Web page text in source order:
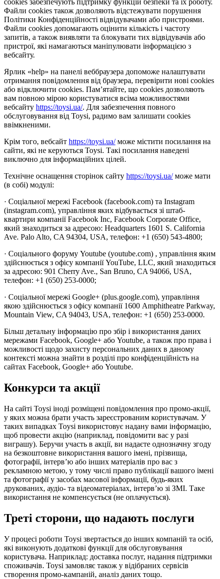
Файли cookies також дозволяють відстежувати порушення
Політики Конфіденційності відвідувачами або пристроями.
Файли cookies допомагають оцінити кількість і частоту
запитів, а також виявляти та блокувати тих відвідувачів або
пристрої, які намагаються маніпулювати інформацією з
вебсайту.
Ярлик «help» на панелі веббраузера допоможе налаштувати
отримання повідомлення від браузера, перевірити нові cookies
або відключити cookies. Пам’ятайте, що cookies дозволяють
вам повною мірою користуватися всіма можливостями
вебсайту https://toysi.ua/. Для забезпечення повного
обслуговування від Toysi, радимо вам залишати cookies
ввімкненими.
Крім того, вебсайт https://toysi.ua/може містити посилання на
сайти, які не керуються Toysi. Такі посилання наведені
виключно для інформаційних цілей.
Технічне оснащення сторінок сайту https://toysi.ua/може мати
(в собі) модулі:
· Соціальної мережі Facebook (facebook.com) та Instagram
(instagram.com), управління яких відбувається зі штаб-
квартири компанії Facebook Inc, Facebook Corporate Office,
який знаходиться за адресою: Headquarters 1601 S. California
Ave. Palo Alto, CA 94304, USA, телефон: +1 (650) 543-4800;
· Соціального форуму Youtube (youtube.com) , управління яким
здійснюється з офісу компанії YouTube, LLC, який знаходиться
за адресою: 901 Cherry Ave., San Bruno, CA 94066, USA,
телефон: +1 (650) 253-0000;
· Соціальної мережі Google+ (plus.google.com), управління
якою здійснюється з офісу компанії 1600 Amphitheatre Parkway,
Mountain View, CA 94043, USA, телефон: +1 (650) 253-0000.
Більш детальну інформацію про збір і використання даних
мережами Facebook, Google+ або Youtube, а також про права і
можливості щодо захисту персональних даних в даному
контексті можна знайти в розділі про конфіденційність на
сайтах Facebook, Google+ або Youtube.
Конкурси та акції
На сайті Toysi іноді розміщені повідомлення про промо-акції,
у яких можна брати участь зареєстрованим користувачам. У
таких випадках Toysi використовує надану вами інформацію,
щоб провести акцію (наприклад, повідомити вас у разі
виграшу). Беручи участь в акції, ви надаєте однозначну згоду
на безкоштовне використання вашого імені, прізвища,
фотографії, інтерв’ю або інших матеріалів про вас з
рекламною метою, у тому числі право публікації вашого імені
та фотографії у засобах масової інформації, будь-яких
друкованих, аудіо- та відеоматеріалах, інтерв’ю зі ЗМІ. Таке
використання не компенсується (не оплачується).
Треті сторони, що надають послуги
У процесі роботи Toysi звертається до інших компаній та осіб,
які виконують додаткові функції для обслуговування
користувача. Наприклад: доставка послуг, надання підтримки
споживачів. Toysi замовляє також у відібраних сервісів
створення промо-кампаній, аналіз даних тощо.